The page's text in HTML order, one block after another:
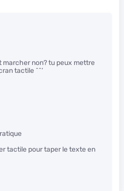
marcher non? tu peux mettre
tactile ^^’
tactile pour taper le texte en